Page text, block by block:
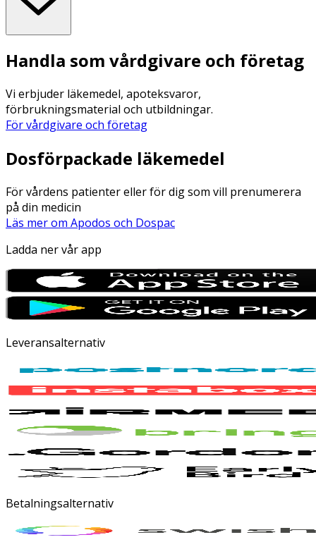
Handla som vårdgivare och företag
Vi erbjuder läkemedel, apoteksvaror,
förbrukningsmaterial och utbildningar.
För vårdgivare och företag
Dosförpackade läkemedel
För vårdens patienter eller för dig som vill prenumerera
på din medicin
Läs mer om Apodos och Dospac
Ladda ner vår app
Leveransalternativ
Betalningsalternativ